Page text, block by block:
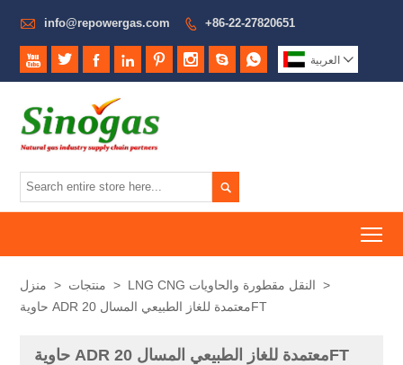
 info@repowergas.com  +86-22-27820651
        العربية 

منزل > منتجات > LNG CNG النقل مقطورة والحاويات >
حاوية ADR معتمدة للغاز الطبيعي المسال 20FT
حاوية ADR معتمدة للغاز الطبيعي المسال 20FT